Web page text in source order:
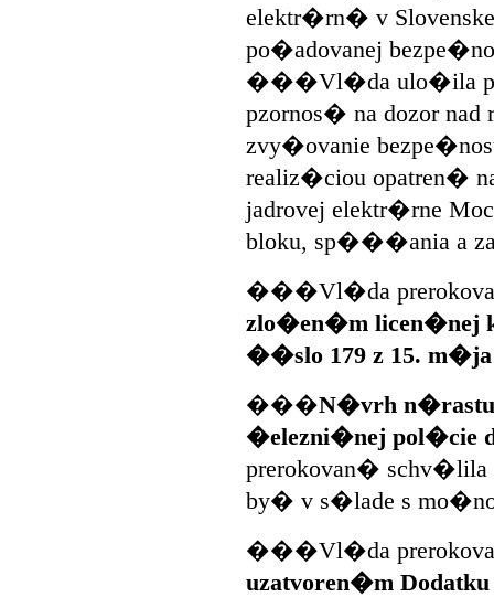
elektr�rn� v
po�adovanej
���Vl�da ulo�ila
pzornos� na dozor
zvy�ovanie
realiz�ciou opatren�
jadrovej elektr�rne
bloku, sp���ania a
���Vl�da
zlo�en�m licen�nej
��slo 179 z 15. m�ja
���N�vrh
�elezni�nej pol�cie
prerokovan�
by� v s�lade s
���Vl�da
uzatvoren�m